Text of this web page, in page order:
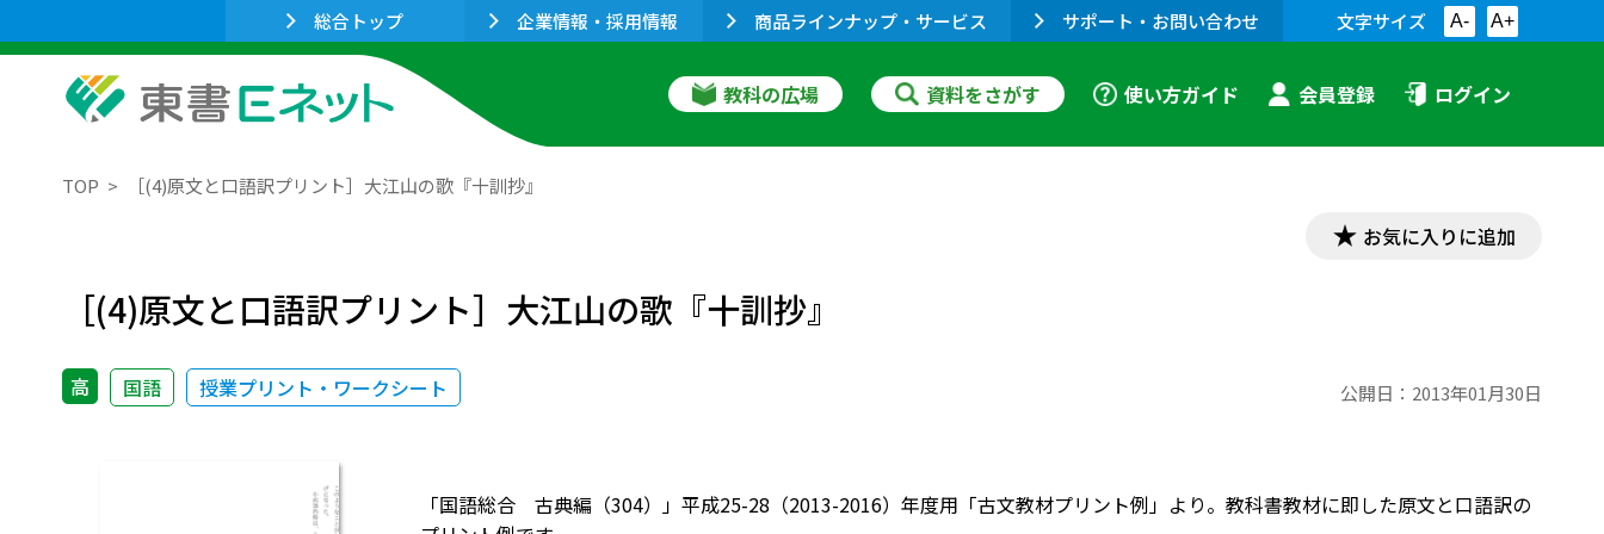
総合トップ 企業情報・採用情報 商品ラインナップ・サービス サポート・お問い合わせ 文字サイズ A- A+
教科の広場 資料をさがす 使い方ガイド 会員登録 ログイン
TOP ［(4)原文と口語訳プリント］大江山の歌『十訓抄』
お気に入りに追加
［(4)原文と口語訳プリント］大江山の歌『十訓抄』
高 国語 授業プリント・ワークシート 公開日： 2013年01月30日
「国語総合 古典編（304）」平成25-28（2013-2016）年度用「古文教材プリント例」より。教科書教材に即した原文と口語訳の